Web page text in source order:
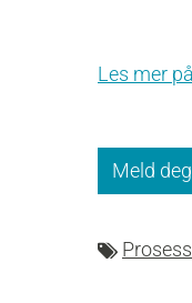
Les mer
Meld